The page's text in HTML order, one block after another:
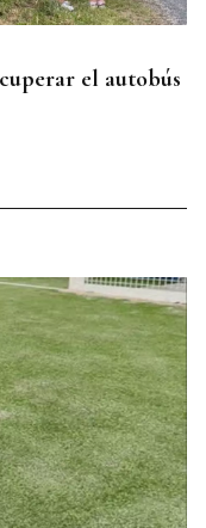
el autobús
de Laza e